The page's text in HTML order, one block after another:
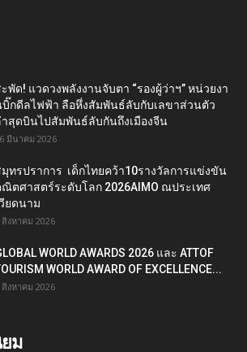
พัด! แวดวงพลังงานจับตา “รองผู้ว่าฯ” หน่วยงา
กดีลไฟฟ้า ลือหึ่งสัมพันธ์ลับกับเลขาส่วนตัว
าสุดบินไปสัมพันธ์ลับกันถึงเมืองจีน
มีนาคม 2026
ทรปราการ เด็กไทยคว้า10รางวัลการแข่งขัน
ณิตศาสตร์ระดับโลก 2026AIMO ณประเทศ
ยดนาม
สิงหาคม 2026
WORLD AWARDS 2026 และ ATTOF
WORLD AWARD OF EXCELLENCE...
สิงหาคม 2026
ม